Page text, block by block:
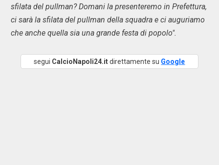
sfilata del pullman? Domani la presenteremo in Prefettura,
ci sarà la sfilata del pullman della squadra e ci auguriamo
che anche quella sia una grande festa di popolo".
segui CalcioNapoli24.itdirettamente su Google